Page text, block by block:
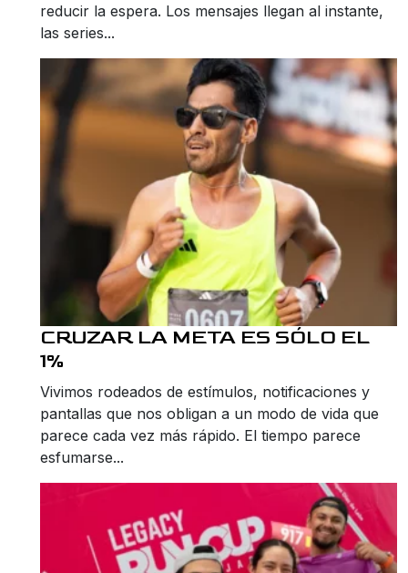
reducir la espera. Los mensajes llegan al instante,
las series...
CRUZAR LA META ES SÓLO EL
1%
Vivimos rodeados de estímulos, notificaciones y
pantallas que nos obligan a un modo de vida que
parece cada vez más rápido. El tiempo parece
esfumarse...